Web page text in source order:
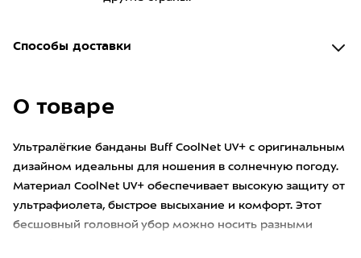
Способы доставки
О товаре
Ультралёгкие банданы Buff CoolNet UV+ с оригинальным
дизайном идеальны для ношения в солнечную погоду.
Материал CoolNet UV+ обеспечивает высокую защиту от
ультрафиолета, быстрое высыхание и комфорт. Этот
бесшовный головной убор можно носить разными